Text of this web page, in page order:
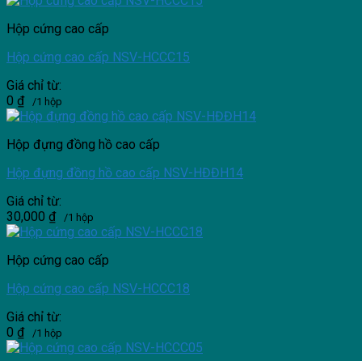
Hộp cứng cao cấp
Hộp cứng cao cấp NSV-HCCC15
Giá chỉ từ:
0 ₫ /1 hộp
Hộp đựng đồng hồ cao cấp
Hộp đựng đồng hồ cao cấp NSV-HĐĐH14
Giá chỉ từ:
30,000 ₫ /1 hộp
Hộp cứng cao cấp
Hộp cứng cao cấp NSV-HCCC18
Giá chỉ từ:
0 ₫ /1 hộp